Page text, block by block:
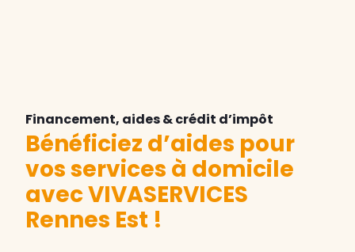
Financement, aides & crédit d’impôt
Bénéficiez d’aides pour
vos services à domicile
avec VIVASERVICES
Rennes Est !